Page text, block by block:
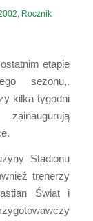
, Rocznik
etapie
sezonu,.
kilka tygodni
Stadionu
trenerzy
Świat i